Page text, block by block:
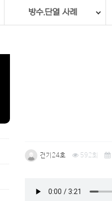
방수.단열 사례
건기24호 592회